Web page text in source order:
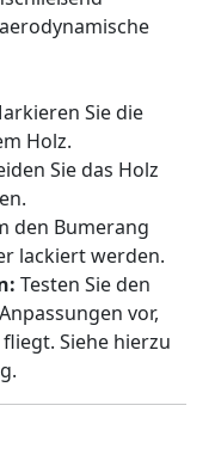
Sie die
Holz.
Sie das Holz
den Bumerang
lackiert werden.
Testen Sie den
vor,
Siehe hierzu